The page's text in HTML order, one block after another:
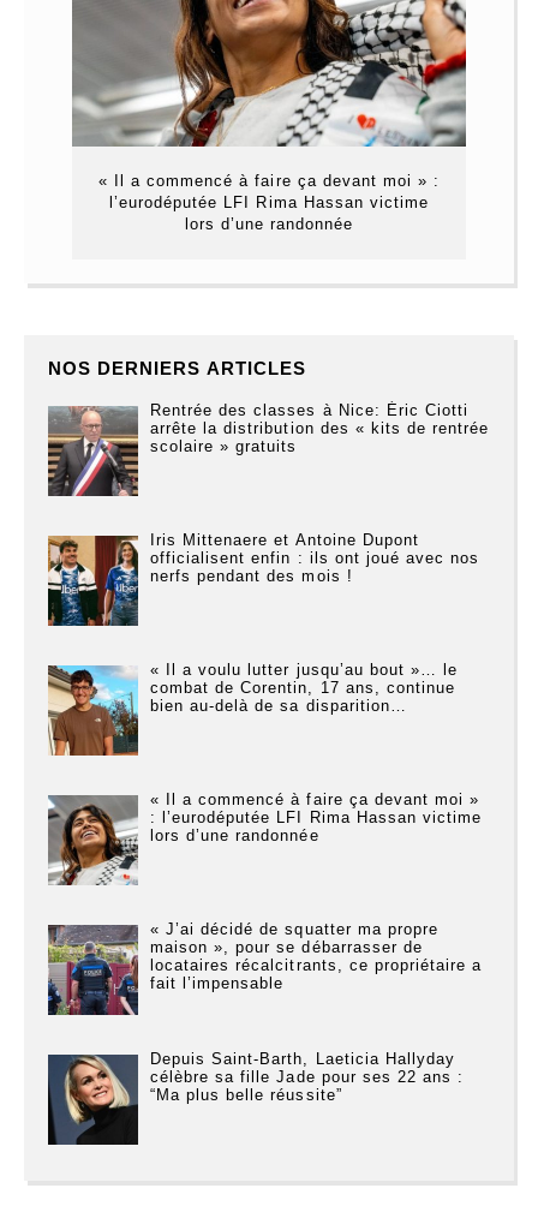
« Il a commencé à faire ça devant moi » :
l’eurodéputée LFI Rima Hassan victime
lors d’une randonnée
NOS DERNIERS ARTICLES
Rentrée des classes à Nice: Éric Ciotti
arrête la distribution des « kits de rentrée
scolaire » gratuits
Iris Mittenaere et Antoine Dupont
officialisent enfin : ils ont joué avec nos
nerfs pendant des mois !
« Il a voulu lutter jusqu’au bout »… le
combat de Corentin, 17 ans, continue
bien au-delà de sa disparition…
« Il a commencé à faire ça devant moi »
: l’eurodéputée LFI Rima Hassan victime
lors d’une randonnée
« J’ai décidé de squatter ma propre
maison », pour se débarrasser de
locataires récalcitrants, ce propriétaire a
fait l’impensable
Depuis Saint-Barth, Laeticia Hallyday
célèbre sa fille Jade pour ses 22 ans :
“Ma plus belle réussite”